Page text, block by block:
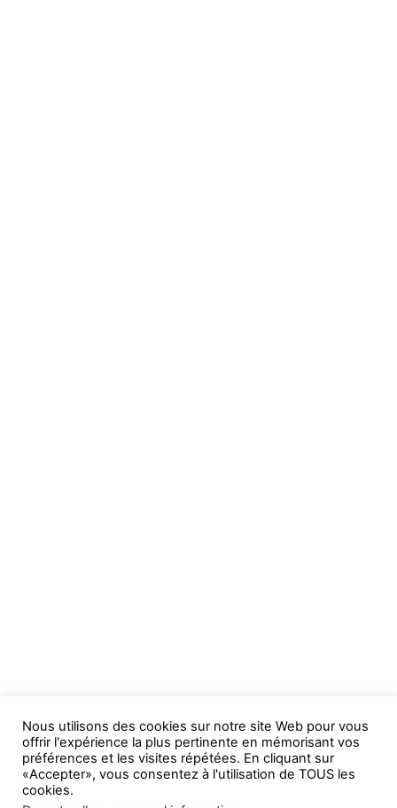
Nous utilisons des cookies sur notre site Web pour vous
offrir l'expérience la plus pertinente en mémorisant vos
préférences et les visites répétées. En cliquant sur
«Accepter», vous consentez à l'utilisation de TOUS les
cookies.